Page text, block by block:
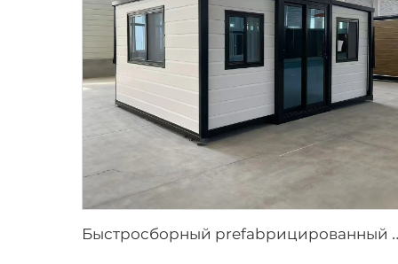
ыстросборный prefabрицированный